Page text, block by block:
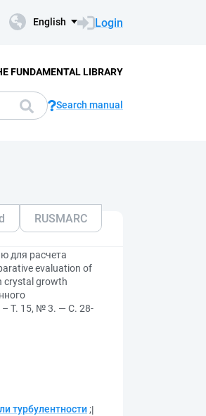
English Login
FUNDAMENTAL LIBRARY
Search manual
RUSMARC
для расчета
evaluation of
crystal growth
– Т. 15, № 3. — С. 28-
турбулентности ;